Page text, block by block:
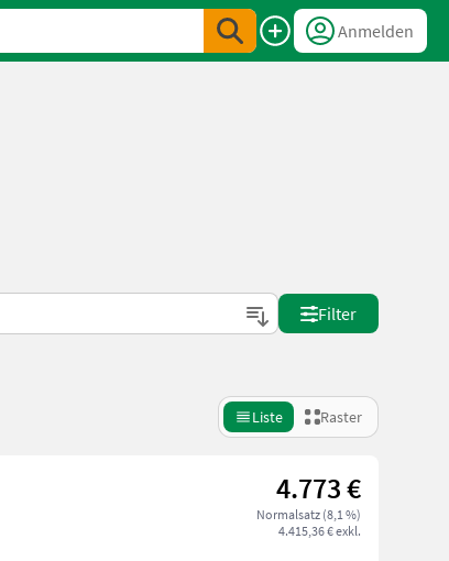
Anmelden
Filter
Liste Raster
4.773 €
Normalsatz (8,1 %)
4.415,36 € exkl.